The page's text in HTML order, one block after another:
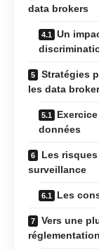
data brokers
Un
Stratégies
les data
données
Les
surveillance
Les
Vers une
réglementation